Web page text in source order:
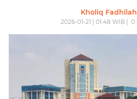
Kholiq Fadhilah
2026-01-21 | 01:48 WIB | 0